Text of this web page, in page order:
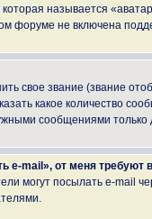
называется
форуме не включена
свое звание (звание
какое количество
сообщениями только
e-mail», от меня требуют
могут посылать e-